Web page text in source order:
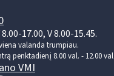
17.00, V 8.00-15.45.
valanda trumpiau.
penktadienį 8.00 val. - 12.00 val.
VMI